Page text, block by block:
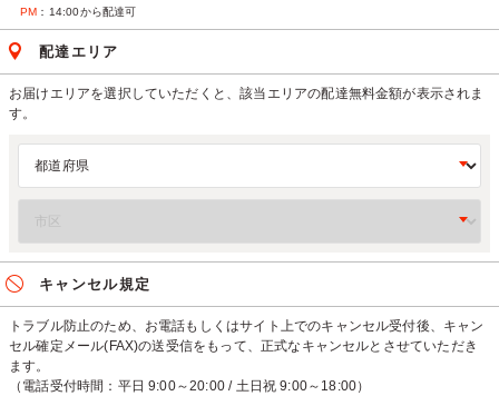
PM ：14:00から配達可
配達エリア
お届けエリアを選択していただくと、該当エリアの配達無料金額が表示されま
す。
キャンセル規定
トラブル防止のため、お電話もしくはサイト上でのキャンセル受付後、キャン
セル確定メール(FAX)の送受信をもって、正式なキャンセルとさせていただき
ます。
（電話受付時間：平日 9:00～20:00 / 土日祝 9:00～18:00）